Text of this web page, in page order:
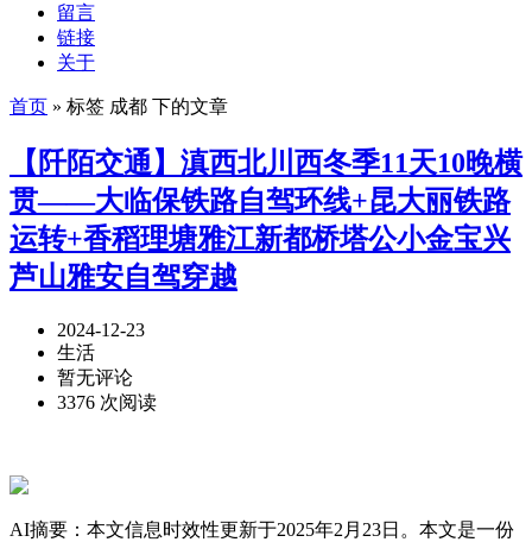
留言
链接
关于
首页 » 标签 成都 下的文章
【阡陌交通】滇西北川西冬季11天10晚横
贯——大临保铁路自驾环线+昆大丽铁路
运转+香稻理塘雅江新都桥塔公小金宝兴
芦山雅安自驾穿越
2024-12-23
生活
暂无评论
3376 次阅读
AI摘要：本文信息时效性更新于2025年2月23日。本文是一份